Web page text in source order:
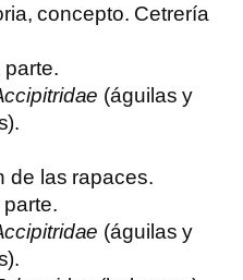
concepto. Cetrería
(águilas y
de las rapaces.
(águilas y